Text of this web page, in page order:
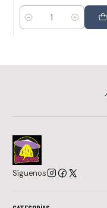
Cantidad
Síguenos